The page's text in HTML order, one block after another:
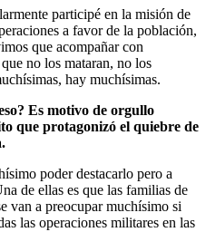
participé en la misión de
a favor de la población,
que acompañar con
no los mataran, no los
hay muchísimas.
Es motivo de orgullo
que protagonizó el quiebre de
poder destacarlo pero a
de ellas es que las familias de
van a preocupar muchísimo si
las operaciones militares en las